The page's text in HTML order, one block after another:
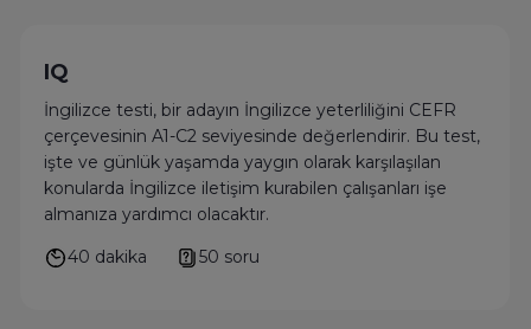
IQ
İngilizce testi, bir adayın İngilizce yeterliliğini CEFR
çerçevesinin A1-C2 seviyesinde değerlendirir. Bu test,
işte ve günlük yaşamda yaygın olarak karşılaşılan
konularda İngilizce iletişim kurabilen çalışanları işe
almanıza yardımcı olacaktır.
40 dakika
50 soru